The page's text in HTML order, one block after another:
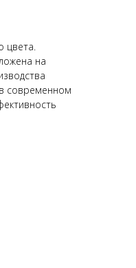
цвета.
на
современном